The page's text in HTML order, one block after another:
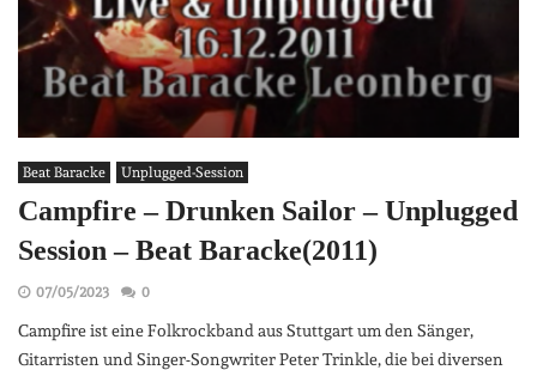
Beat Baracke Unplugged-Session
Campfire – Drunken Sailor – Unplugged
Session – Beat Baracke(2011)
07/05/2023 0
Campfire ist eine Folkrockband aus Stuttgart um den Sänger,
Gitarristen und Singer-Songwriter Peter Trinkle, die bei diversen